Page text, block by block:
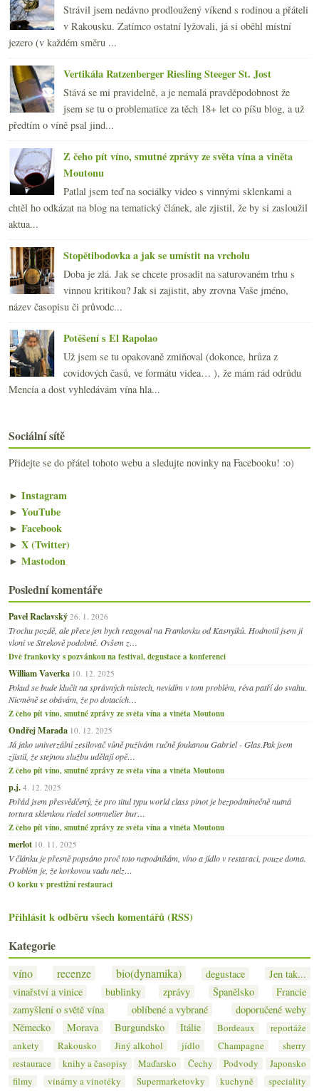
Strávil jsem nedávno prodloužený víkend s rodinou a přáteli
v Rakousku. Zatímco ostatní lyžovali, já si oběhl místní
jezero (v každém směru ...
Vertikála Ratzenberger Riesling Steeger St. Jost
Stává se mi pravidelně, a je nemalá pravděpodobnost že
jsem se tu o problematice za těch 18+ let co píšu blog, a už
předtím o víně psal jind...
Z čeho pít víno, smutné zprávy ze světa vína a viněta
Moutonu
Patlal jsem teď na sociálky video s vinnými sklenkami a
chtěl ho odkázat na blog na tematický článek, ale zjistil, že by si zasloužil
aktua...
Stopětibodovka a jak se umístit na vrcholu
Doba je zlá. Jak se chcete prosadit na saturovaném trhu s
vinnou kritikou? Jak si zajistit, aby zrovna Vaše jméno,
název časopisu či průvodc...
Potěšení s El Rapolao
Už jsem se tu opakovaně zmiňoval (dokonce, hrůza z
covidových časů, ve formátu videa… ), že mám rád odrůdu
Mencía a dost vyhledávám vína hla...
Sociální sítě
Přidejte se do přátel tohoto webu a sledujte novinky na Facebooku! :o)
► Instagram
► YouTube
► Facebook
► X (Twitter)
► Mastodon
Poslední komentáře
Pavel Raclavský 26. 1. 2026
Trochu pozdě, ale přece jen bych reagoval na Frankovku od Kasnyiků. Hodnotil jsem ji
vloni ve Strekově podobně. Ovšem z…
Dvě frankovky s pozvánkou na festival, degustace a konferenci
William Vaverka 10. 12. 2025
Pokud se bude klučit na správných místech, nevidím v tom problém, réva patří do svahu.
Nicméně se obávám, že po dotacích…
Z čeho pít víno, smutné zprávy ze světa vína a viněta Moutonu
Ondřej Marada 10. 12. 2025
Já jako univerzální zesilovač vůně pužívám ručně foukanou Gabriel - Glas.Pak jsem
zjistil, že stejnou službu udělají opě…
Z čeho pít víno, smutné zprávy ze světa vína a viněta Moutonu
p.j. 4. 12. 2025
Pořád jsem přesvědčený, že pro titul typu world class pinot je bezpodmínečně nutná
tortura sklenkou riedel sommelier bur…
Z čeho pít víno, smutné zprávy ze světa vína a viněta Moutonu
merlot 10. 11. 2025
V článku je přesně popsáno proč toto nepodnikám, víno a jídlo v restaraci, pouze doma.
Problém je, že korkovou vadu nelz…
O korku v prestižní restauraci
Přihlásit k odběru všech komentářů (RSS)
Kategorie
víno recenze bio(dynamika) degustace
Jen tak...
vinařství a vinice
bublinky zprávy Španělsko
Francie
zamyšlení o světě vína
oblíbené a vybrané
doporučené weby
Německo
Morava Burgundsko Itálie Bordeaux
reportáže
ankety
Rakousko Jiný alkohol jídlo Champagne
sherry
restaurace
knihy a časopisy Maďarsko Čechy Podvody
Japonsko
filmy
vinárny a vinotéky Supermarketovky kuchyně speciality